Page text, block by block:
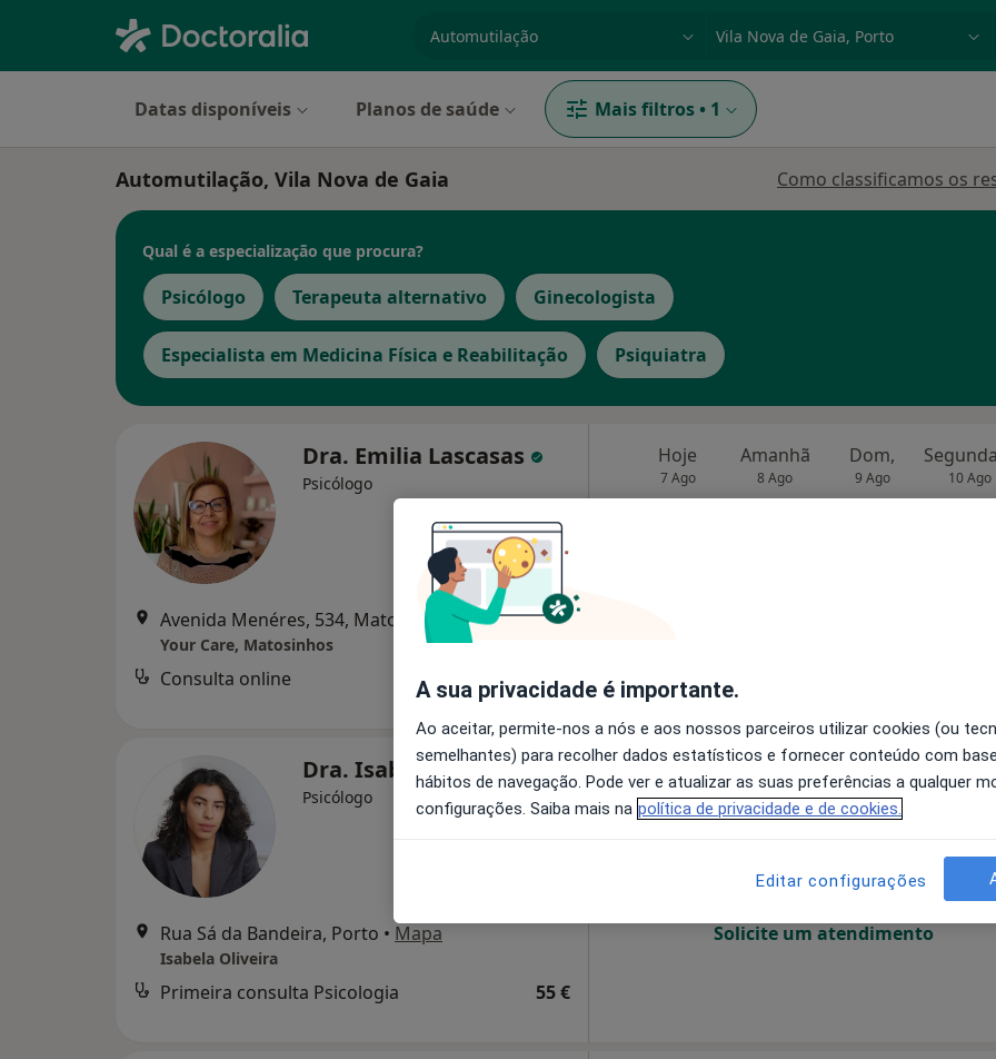
Datas disponíveis Planos de saúde Mais filtros • 1
Automutilação, Vila Nova de Gaia Como classificamos os
Qual é a especialização que procura?
Psicólogo Terapeuta alternativo Ginecologista
Especialista em Medicina Física e Reabilitação Psiquiatra
Dra. Emilia Lascasas
Psicólogo
Avenida Menéres, 534, Matosinhos•Mapa
Your Care, Matosinhos
Consulta online desde 45 €
Hoje
7 Ago
Amanhã
8 Ago
Dom,
9 Ago 10 Ago
Dra. Isabela Oliveira
Psicólogo
Rua Sá da Bandeira, Porto • Mapa
Isabela Oliveira
Primeira consulta Psicologia 55 €
Hoje
7 Ago
Amanhã
8 Ago
Dom,
9 Ago 10 Ago
O agendamento online não está
disponível
Solicite um atendimento
A sua privacidade é importante.
Ao aceitar, permite-nos a nós e aos nossos parceiros utilizar cookies (ou
semelhantes) para recolher dados estatísticos e fornecer conteúdo com
hábitos de navegação. Pode ver e atualizar as suas preferências a qualquer
configurações. Saiba mais na política de privacidade e de cookies.
Editar configurações